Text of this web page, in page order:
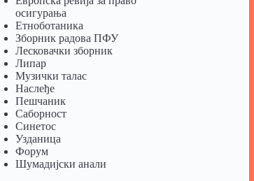
осигурања
Eтноботаника
Зборник радова ПФУ
Лесковачки зборник
Липар
Музички талас
Наслеђе
Пешчаник
Саборност
Синетос
Узданица
Форум
Шумадијски анали